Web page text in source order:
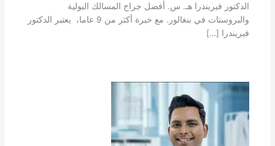
الدكتور فيريندرا هـ. س. أفضل جراح المسالك البولية
والبروستات في بنغالور. مع خبرة أكثر من 9 عاما، يعتبر الدكتور
فيريندرا […]